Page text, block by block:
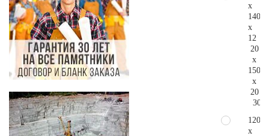
x
140
x
12
20
x
150
x
20
120
x